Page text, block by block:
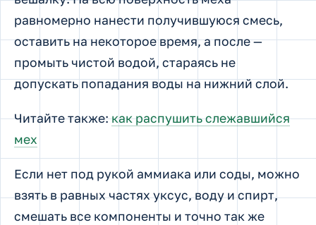
равномерно нанести получившуюся смесь,
оставить на некоторое время, а после —
промыть чистой водой, стараясь не
допускать попадания воды на нижний слой.
Читайте также:как распушить слежавшийся
мех
Если нет под рукой аммиака или соды, можно
взять в равных частях уксус, воду и спирт,
смешать все компоненты и точно так же